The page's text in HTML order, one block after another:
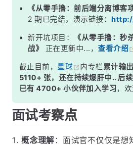
常见面试变体
记忆口诀
总结
《从零手撸：前后端分离博客
2 期已完结，演示链接：
新开坑项目：
《从零手撸：秒
战》
正在更新中...，查看介绍
截止目前， 星球 内专栏累计输
5110+ 张，还在持续爆肝中.. 后
已有 4700+ 小伙伴加入学习，
面试考察点
概念理解 ：面试官不仅仅是想